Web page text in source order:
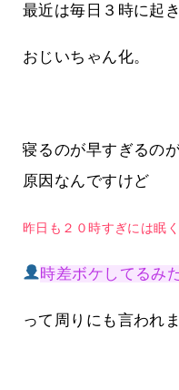
最近は毎日３時に起
おじいちゃん化。
寝るのが早すぎるの
原因なんですけど
昨日も２０時すぎには眠
時差ボケしてるみ
って周りにも言われま